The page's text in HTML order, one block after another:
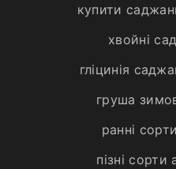
купити
хвойні
гліцинія
груша
ранні
пізні сорти